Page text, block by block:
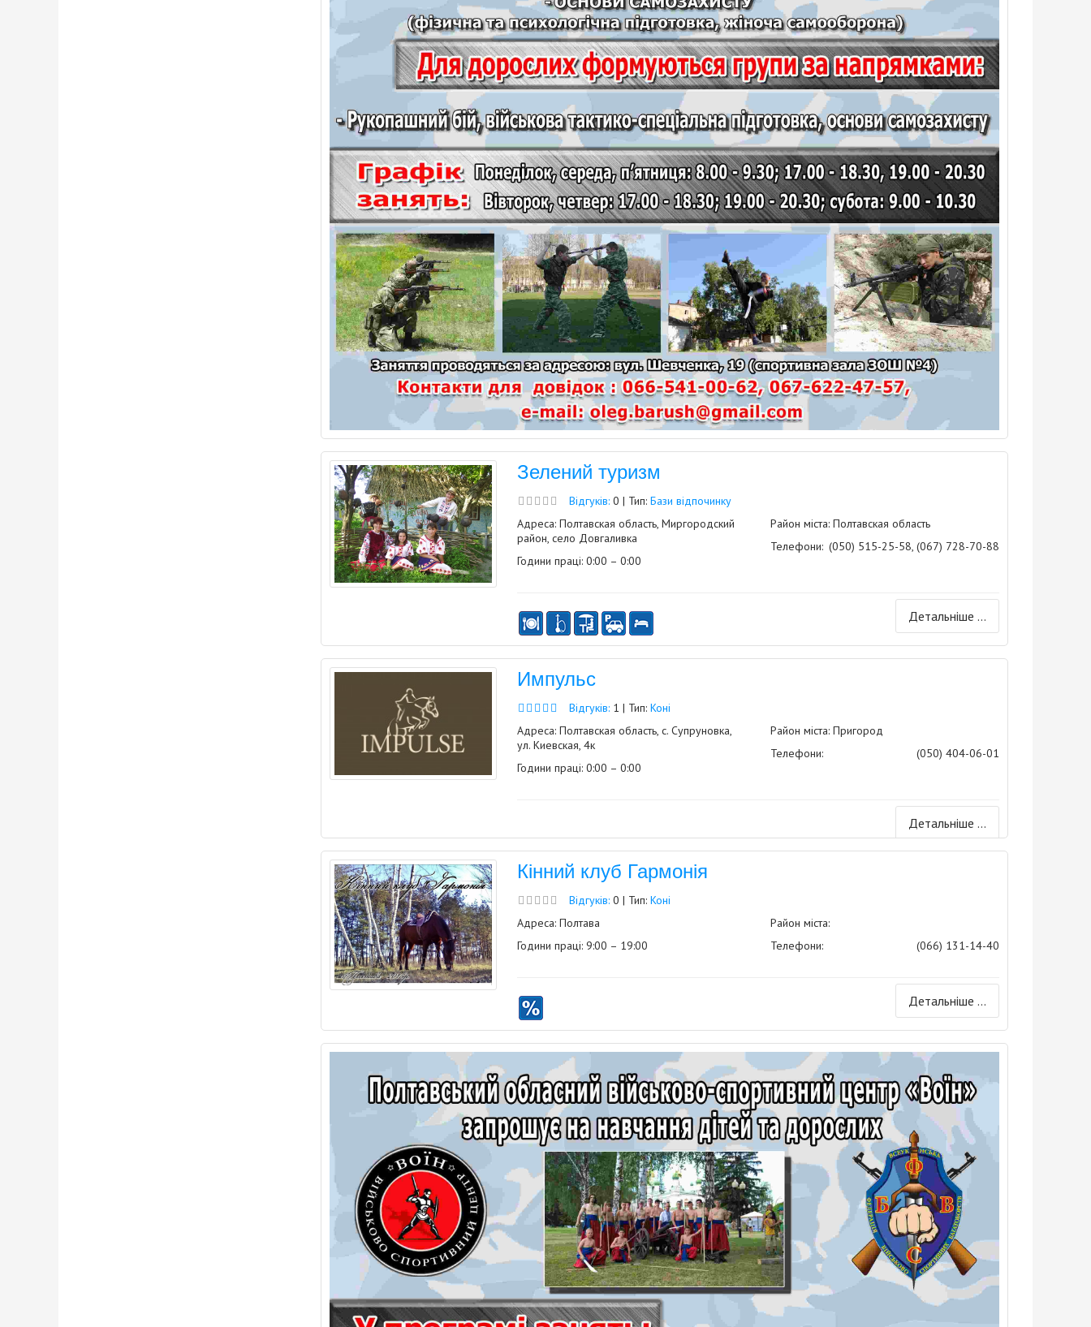
Зелений туризм
Відгуків:0 | Тип: Бази відпочинку
Адреса: Полтавская область, Миргородский
район, село Довгаливка
Години праці: 0:00 – 0:00
Район міста: Полтавская область
Телефони: (050) 515-25-58, (067) 728-70-88
Детальніше ...
Импульс
Відгуків:1 | Тип: Коні
Адреса: Полтавская область, с. Супруновка,
ул. Киевская, 4к
Години праці: 0:00 – 0:00
Район міста: Пригород
Телефони:
(050) 404-06-01
Детальніше ...
Кінний клуб Гармонія
Відгуків:0 | Тип: Коні
Адреса: Полтава
Години праці: 9:00 – 19:00
Район міста:
Телефони:
(066) 131-14-40
Детальніше ...